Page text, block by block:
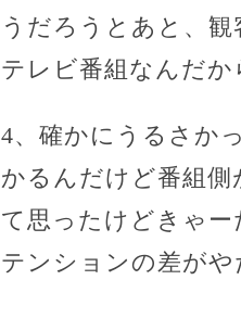
うだろうとあと、
テレビ番組なんだ
4、確かにうるさか
かるんだけど番組
て思ったけどきゃ
テンションの差が